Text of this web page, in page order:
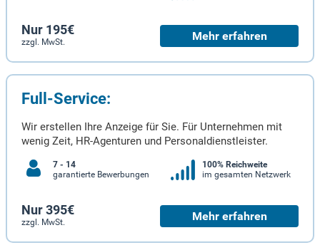
Nur 195€
zzgl. MwSt. Mehr erfahren
Full-Service:
Wir erstellen Ihre Anzeige für Sie. Für Unternehmen mit
wenig Zeit, HR-Agenturen und Personaldienstleister.
7 - 14
garantierte Bewerbungen
100% Reichweite
im gesamten Netzwerk
Nur 395€
zzgl. MwSt. Mehr erfahren